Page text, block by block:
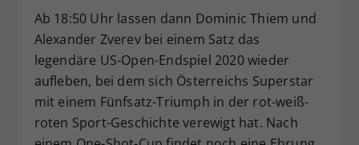
Ab 18:50 Uhr lassen dann Dominic Thiem und
Alexander Zverev bei einem Satz das
legendäre US-Open-Endspiel 2020 wieder
aufleben, bei dem sich Österreichs Superstar
mit einem Fünfsatz-Triumph in der rot-weiß-
roten Sport-Geschichte verewigt hat. Nach